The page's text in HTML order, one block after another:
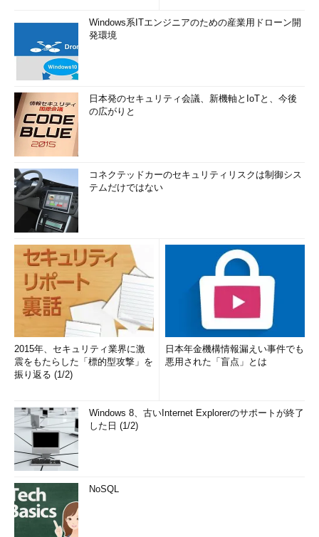
Windows系ITエンジニアのための産業用ドローン開
発環境
日本発のセキュリティ会議、新機軸とIoTと、今後
の広がりと
コネクテッドカーのセキュリティリスクは制御シス
テムだけではない
2015年、セキュリティ業界に激
震をもたらした「標的型攻撃」を
振り返る (1/2)
日本年金機構情報漏えい事件でも
悪用された「盲点」とは
Windows 8、古いInternet Explorerのサポートが終了
した日 (1/2)
NoSQL